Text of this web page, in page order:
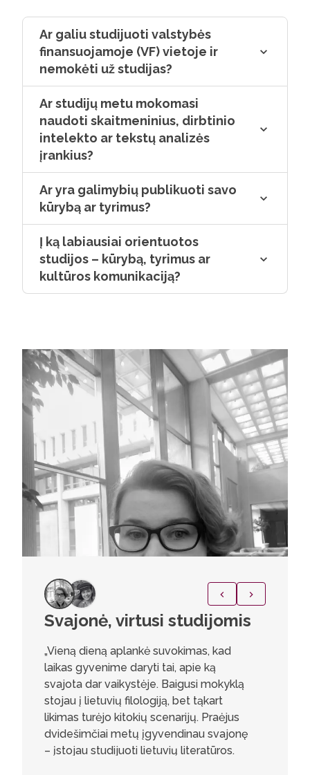
tiek save, tiek kitus. Nieko tokio ką nors
studijuojant pajusti, kad tai – ne tavo
dalykas. Žinoma, paieškos neturėtų
tęstis iki gyvenimo galo. Todėl labiausiai
Žmogui tai labai svarbu.
Ar galiu studijuoti valstybės
finansuojamoje (VF) vietoje ir
nemokėti už studijas?
Ar studijų metu mokomasi
naudoti skaitmeninius, dirbtinio
intelekto ar tekstų analizės
įrankius?
Ar yra galimybių publikuoti savo
kūrybą ar tyrimus?
Į ką labiausiai orientuotos
studijos – kūrybą, tyrimus ar
kultūros komunikaciją?
Svajonė, virtusi studijomis
„Vieną dieną aplankė suvokimas, kad
laikas gyvenime daryti tai, apie ką
svajota dar vaikystėje. Baigusi mokyklą
stojau į lietuvių filologiją, bet tąkart
likimas turėjo kitokių scenarijų. Praėjus
dvidešimčiai metų įgyvendinau svajonę
– įstojau studijuoti lietuvių literatūros.